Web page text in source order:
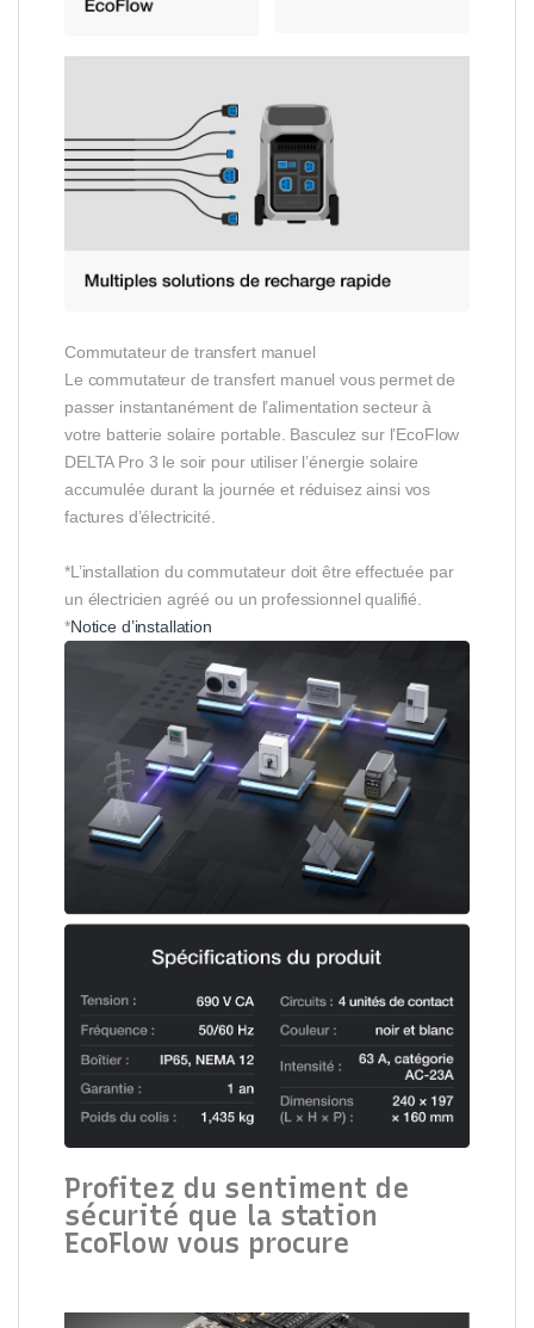
Commutateur de transfert manuel
Le commutateur de transfert manuel vous permet de
passer instantanément de l’alimentation secteur à
votre batterie solaire portable. Basculez sur l’EcoFlow
DELTA Pro 3 le soir pour utiliser l’énergie solaire
accumulée durant la journée et réduisez ainsi vos
factures d’électricité.
*L’installation du commutateur doit être effectuée par
un électricien agréé ou un professionnel qualifié.
*Notice d’installation
Profitez du sentiment de
sécurité que la station
EcoFlow vous procure